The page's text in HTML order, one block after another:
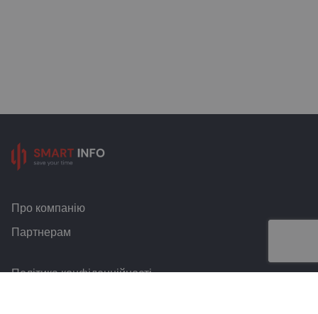
Про компанію
Партнерам
Політика конфіденційності